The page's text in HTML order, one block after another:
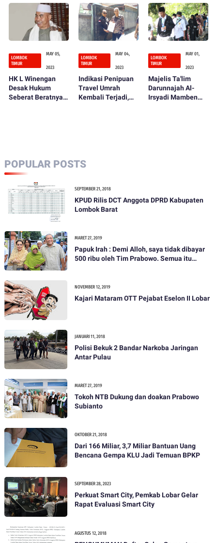
Baru
Ponpes yang Di
Duga Setubuhi
Santri
Ponpes Yang Di
Duga Setubuhi
Santri
LOMBOK
TIMUR
MAY 05,
2023
HK L Winengan
Desak Hukum
Seberat Beratnya
LOMBOK
TIMUR
MAY 04,
2023
Indikasi Penipuan
Travel Umrah
Kembali Terjadi,
LOMBOK
TIMUR
MAY 01,
2023
Majelis Ta'lim
Darunnajah Al-
Irsyadi Mamben
POPULAR POSTS
SEPTEMBER 21, 2018
KPUD Rilis DCT Anggota DPRD Kabupaten
Lombok Barat
MARET 27, 2019
Papuk Irah : Demi Alloh, saya tidak dibayar
500 ribu oleh Tim Prabowo. Semua itu
NOVEMBER 12, 2019
Kajari Mataram OTT Pejabat Eselon II Lobar
JANUARI 11, 2018
Polisi Bekuk 2 Bandar Narkoba Jaringan
Antar Pulau
MARET 27, 2019
Tokoh NTB Dukung dan doakan Prabowo
Subianto
OKTOBER 21, 2018
Dari 166 Miliar, 3,7 Miliar Bantuan Uang
Bencana Gempa KLU Jadi Temuan BPKP
SEPTEMBER 28, 2023
Perkuat Smart City, Pemkab Lobar Gelar
Rapat Evaluasi Smart City
AGUSTUS 12, 2018